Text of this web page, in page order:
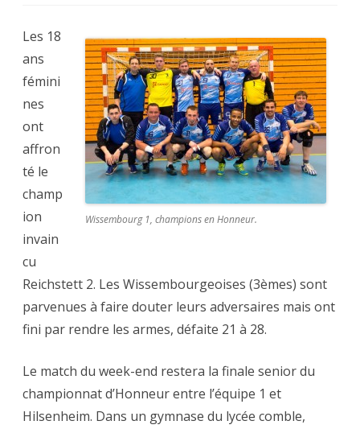
Wissembourg 1, champions en Honneur.
Les 18
ans
fémini
nes
ont
affron
té le
champ
ion
invain
cu
Reichstett 2. Les Wissembourgeoises (3èmes) sont
parvenues à faire douter leurs adversaires mais ont
fini par rendre les armes, défaite 21 à 28.
Le match du week-end restera la finale senior du
championnat d’Honneur entre l’équipe 1 et
Hilsenheim. Dans un gymnase du lycée comble,